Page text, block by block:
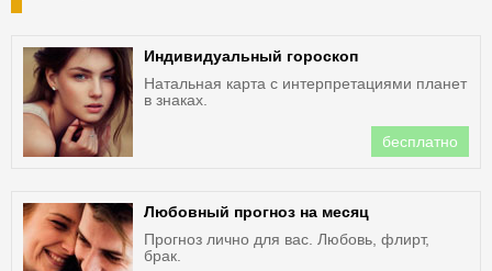
Индивидуальный гороскоп
Натальная карта с интерпретациями планет
в знаках.
бесплатно
Любовный прогноз на месяц
Прогноз лично для вас. Любовь, флирт,
брак.